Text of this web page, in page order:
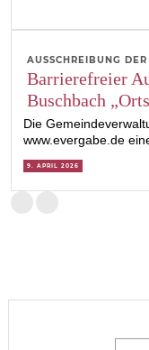
AUSSCHREIBUNG
Barrierefreier
Buschbach
Die
www.evergabe.de
9. APRIL 2026